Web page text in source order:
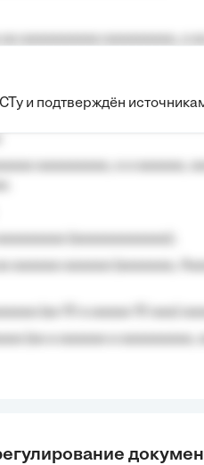
a aaa aaaaaaaaaa aaa, a
и подтверждён